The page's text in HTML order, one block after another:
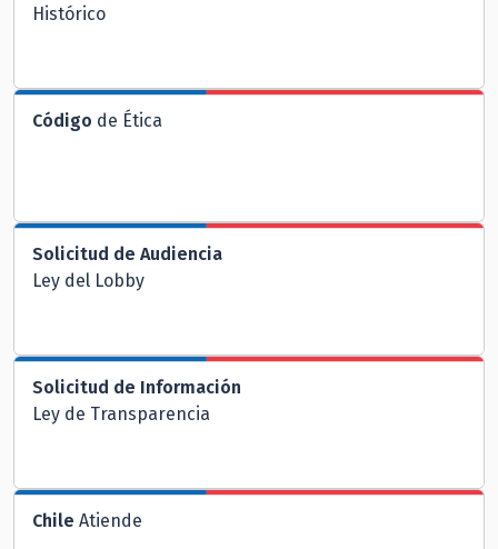
Histórico
Código de Ética
Solicitud de Audiencia
Ley del Lobby
Solicitud de Información
Ley de Transparencia
Chile Atiende